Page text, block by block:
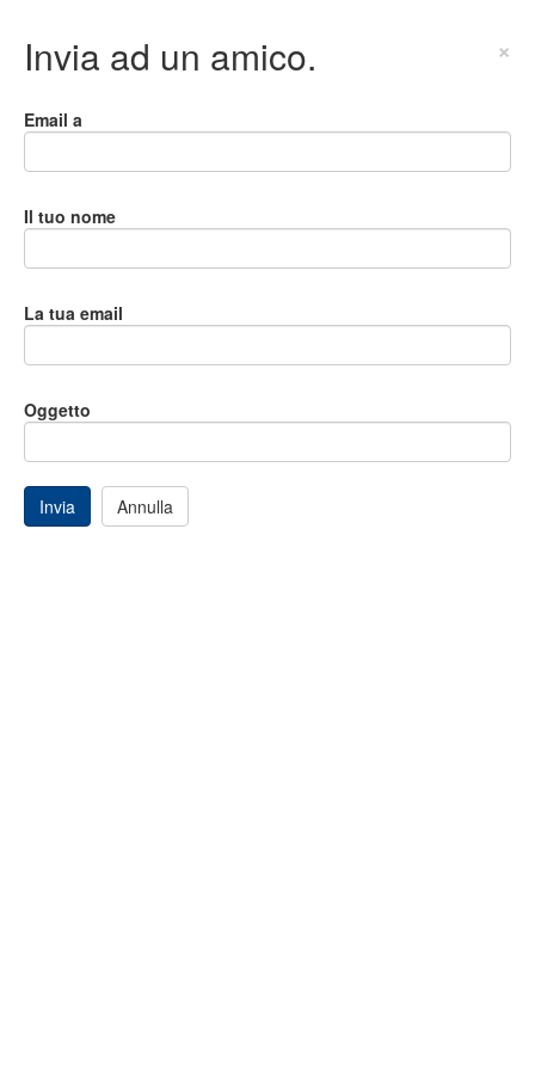
Invia ad un amico. ×
Email a
Il tuo nome
La tua email
Oggetto
Invia Annulla